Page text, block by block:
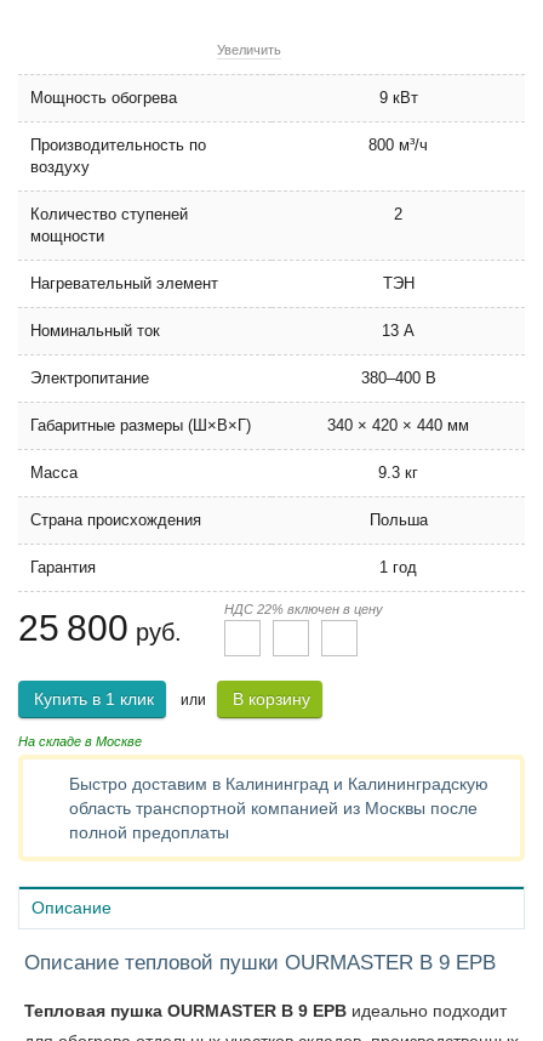
Увеличить
Мощность обогрева 9 кВт
Производительность по
воздуху
800 м³/ч
Количество ступеней
мощности
2
Нагревательный элемент ТЭН
Номинальный ток 13 А
Электропитание 380–400 В
Габаритные размеры (Ш×В×Г) 340 × 420 × 440 мм
Масса 9.3 кг
Страна происхождения Польша
Гарантия 1 год
25 800 руб.
НДС 22% включен в цену
Купить в 1 клик или В корзину
На складе в Москве
Быстро доставим в Калининград и Калининградскую
область транспортной компанией из Москвы после
полной предоплаты
Описание
Описание тепловой пушки OURMASTER B 9 EPB
Тепловая пушка OURMASTER B 9 EPB идеально подходит